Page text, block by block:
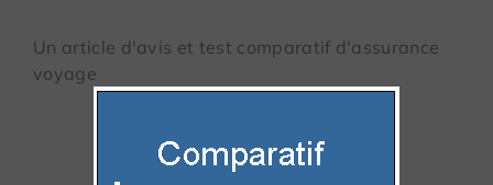
Un article d'avis et test comparatif d'assurance
voyage